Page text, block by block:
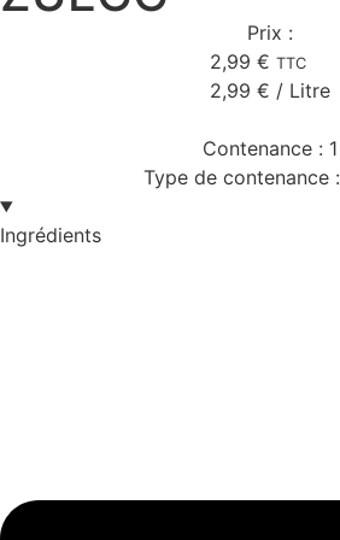
Prix :
2,99 € TTC
2,99 € / Litre
Contenance : 1
Type de contenance :
Ingrédients